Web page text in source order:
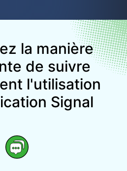
la manière
de suivre
l'utilisation
Signal